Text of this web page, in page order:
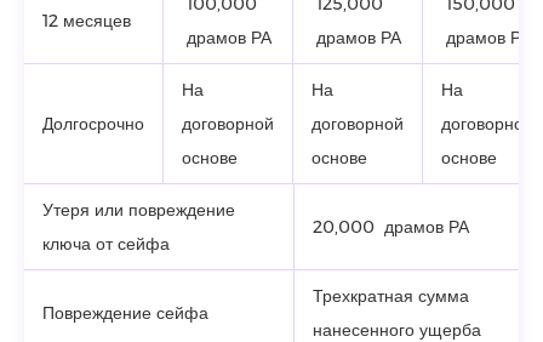
12 месяцев
драмов РА
драмов РА
драмов РА
Долгосрочно
На
договорной
основе
На
договорной
основе
На
договорной
основе
Утеря или повреждение
ключа от сейфа
20,000 драмов РА
Повреждение сейфа
Трехкратная сумма
нанесенного ущерба